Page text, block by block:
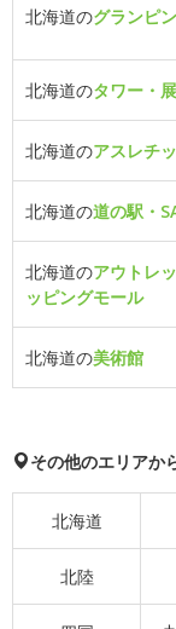
北海道のグランピ
北海道のタワー・
北海道のアスレチ
北海道の道の駅・
北海道のアウトレ
ッピングモール
北海道の美術館
その他のエリアか
北海道
北陸